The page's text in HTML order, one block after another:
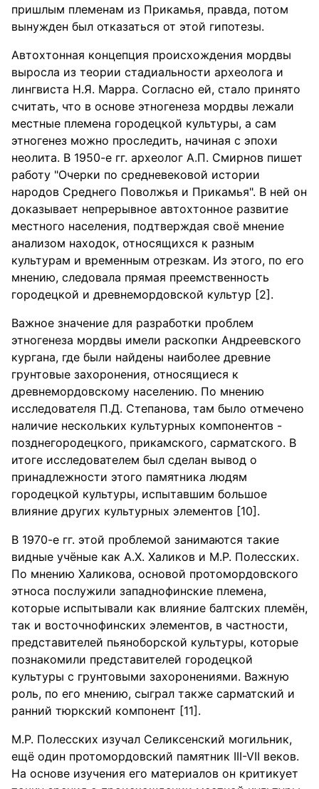
пришлым племенам из Прикамья, правда, потом
вынужден был отказаться от этой гипотезы.
Автохтонная концепция происхождения мордвы
выросла из теории стадиальности археолога и
лингвиста Н.Я. Марра. Согласно ей, стало принято
считать, что в основе этногенеза мордвы лежали
местные племена городецкой культуры, а сам
этногенез можно проследить, начиная с эпохи
неолита. В 1950-е гг. археолог А.П. Смирнов пишет
работу "Очерки по средневековой истории
народов Среднего Поволжья и Прикамья". В ней он
доказывает непрерывное автохтонное развитие
местного населения, подтверждая своё мнение
анализом находок, относящихся к разным
культурам и временным отрезкам. Из этого, по его
мнению, следовала прямая преемственность
городецкой и древнемордовской культур [2].
Важное значение для разработки проблем
этногенеза мордвы имели раскопки Андреевского
кургана, где были найдены наиболее древние
грунтовые захоронения, относящиеся к
древнемордовскому населению. По мнению
исследователя П.Д. Степанова, там было отмечено
наличие нескольких культурных компонентов -
позднегородецкого, прикамского, сарматского. В
итоге исследователем был сделан вывод о
принадлежности этого памятника людям
городецкой культуры, испытавшим большое
влияние других культурных элементов [10].
В 1970-е гг. этой проблемой занимаются такие
видные учёные как А.Х. Халиков и М.Р. Полесских.
По мнению Халикова, основой протомордовского
этноса послужили западнофинские племена,
которые испытывали как влияние балтских племён,
так и восточнофинских элементов, в частности,
представителей пьяноборской культуры, которые
познакомили представителей городецкой
культуры с грунтовыми захоронениями. Важную
роль, по его мнению, сыграл также сарматский и
ранний тюркский компонент [11].
М.Р. Полесских изучал Селиксенский могильник,
ещё один протомордовский памятник III-VII веков.
На основе изучения его материалов он критикует